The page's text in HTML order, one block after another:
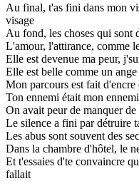
Au final, t'as fini dans mon
visage
Au fond, les choses qui sont
L'amour, l'attirance, comme
Elle est devenue ma peur,
Elle est belle comme un
Mon parcours est fait d'encre
Ton ennemi était mon
On avait peur de manquer
Le silence a fini par détruire
Les abus sont souvent des
Dans la chambre d'hôtel, le
Et t'essaies d'te convaincre
fallait